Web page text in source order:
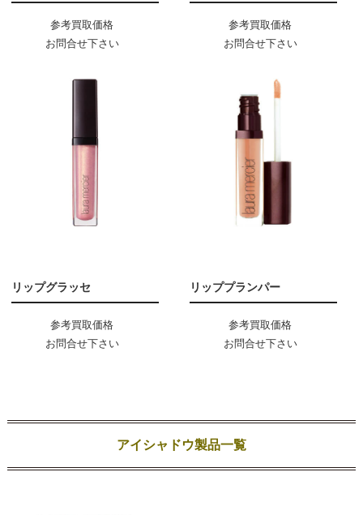
参考買取価格
お問合せ下さい
参考買取価格
お問合せ下さい
リップグラッセ
参考買取価格
お問合せ下さい
リッププランパー
参考買取価格
お問合せ下さい
アイシャドウ製品一覧